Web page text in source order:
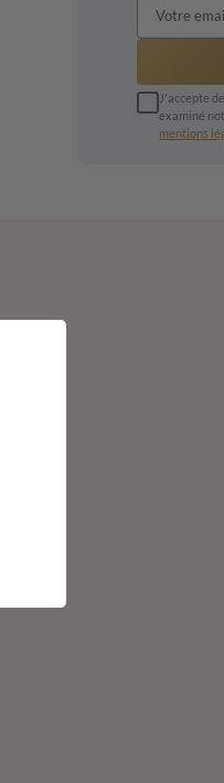
J'accepte
examiné
mentions